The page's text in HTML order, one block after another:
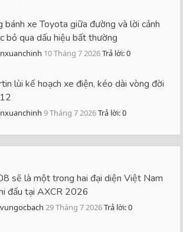
bánh xe Toyota giữa đường và lời cảnh
bỏ qua dấu hiệu bất thường
10 Tháng 7 2026Trả lời: 0
lùi kế hoạch xe điện, kéo dài vòng đời
9 Tháng 7 2026Trả lời: 0
sẽ là một trong hai đại diện Việt Nam
đấu tại AXCR 2026
29 Tháng 7 2026Trả lời: 0